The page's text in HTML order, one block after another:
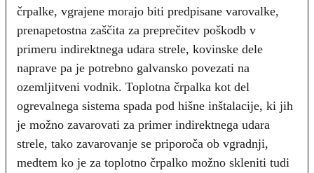
črpalke, vgrajene morajo biti predpisane varovalke,
prenapetostna zaščita za preprečitev poškodb v
primeru indirektnega udara strele, kovinske dele
naprave pa je potrebno galvansko povezati na
ozemljitveni vodnik. Toplotna črpalka kot del
ogrevalnega sistema spada pod hišne inštalacije, ki jih
je možno zavarovati za primer indirektnega udara
strele, tako zavarovanje se priporoča ob vgradnji,
medtem ko je za toplotno črpalko možno skleniti tudi